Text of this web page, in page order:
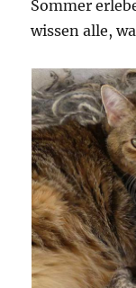
Sommer
wissen alle,